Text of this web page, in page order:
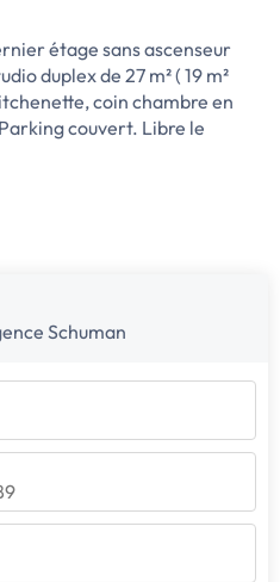
étage sans ascenseur
duplex de 27 m² ( 19 m²
coin chambre en
couvert. Libre le
Schuman